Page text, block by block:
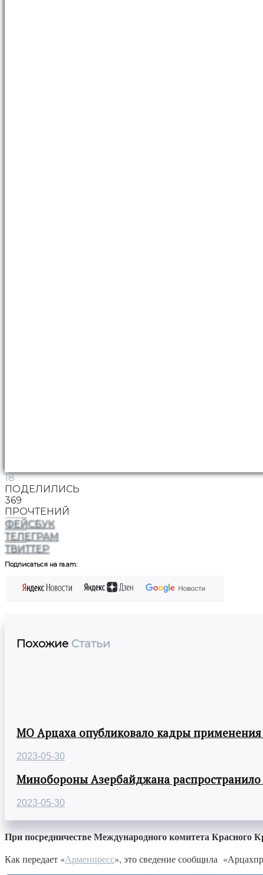
18
ПОДЕЛИЛИСЬ
369
ПРОЧТЕНИЙ
ФЕЙСБУК
ТЕЛЕГРАМ
ТВИТТЕР
Подписаться на ra.am:
Похожие Статьи
МО Арцаха опубликовало кадры
2023-05-30
Минобороны Азербайджана
2023-05-30
При посредничестве Международного комитета Красного
Как передает «Арменпресс», это сведение сообщила